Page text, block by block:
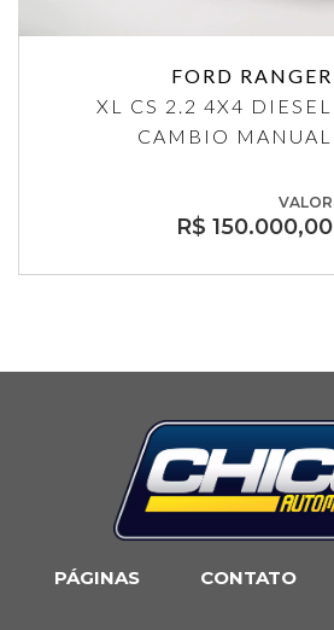
FORD RANGER
XL CS 2.2 4X4 DIESEL
CAMBIO MANUAL
VALOR
R$ 150.000,00
PÁGINAS CONTATO